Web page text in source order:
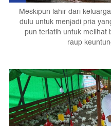
Meskipun lahir dari
dulu untuk menjadi pria
pun terlatih untuk melihat
raup